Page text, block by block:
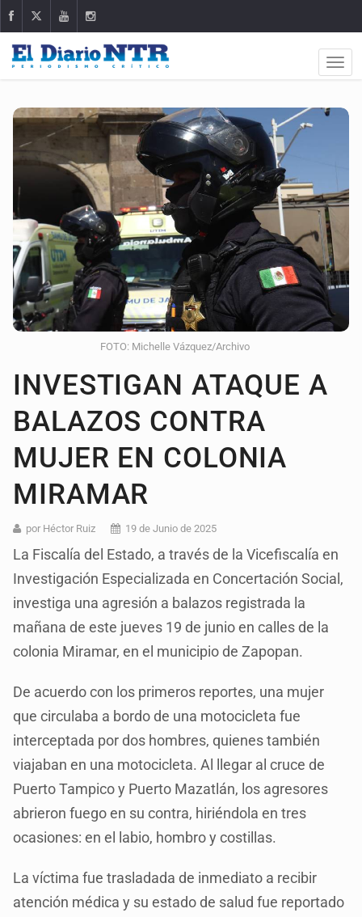
FOTO: Michelle Vázquez/Archivo
INVESTIGAN ATAQUE A
BALAZOS CONTRA
MUJER EN COLONIA
MIRAMAR
por Héctor Ruiz 19 de Junio de 2025
La Fiscalía del Estado, a través de la Vicefiscalía en
Investigación Especializada en Concertación Social,
investiga una agresión a balazos registrada la
mañana de este jueves 19 de junio en calles de la
colonia Miramar, en el municipio de Zapopan.
De acuerdo con los primeros reportes, una mujer
que circulaba a bordo de una motocicleta fue
interceptada por dos hombres, quienes también
viajaban en una motocicleta. Al llegar al cruce de
Puerto Tampico y Puerto Mazatlán, los agresores
abrieron fuego en su contra, hiriéndola en tres
ocasiones: en el labio, hombro y costillas.
La víctima fue trasladada de inmediato a recibir
atención médica y su estado de salud fue reportado